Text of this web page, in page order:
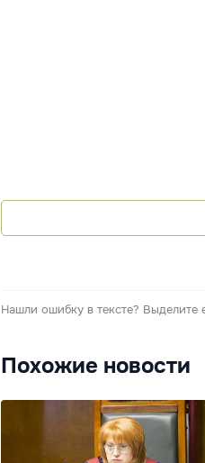
Нашли ошибку в тексте? Выделите
Похожие новости